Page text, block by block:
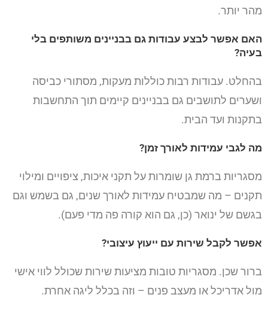
מהר יותר.
האם אפשר לבצע עבודות גם בבניינים משותפים בלי
בעיה?
בהחלט. עבודות רבות כוללות מעקות, מסתורי כביסה
ושערים לתושבים גם בבניינים קיימים תוך התחשבות
בתקנות ועד הבית.
מה לגבי עמידות לאורך זמן?
מסגריות ברמת גן שומרות על תקני איכות, ציפויים ומילוי
תקנים – מה שמבטיח עמידות לאורך שנים, גם בשמש וגם
בגשם של ינואר (כן, גם הוא קורה פה מדי פעם).
אפשר לקבל שירות עם ייעוץ עיצובי?
ברור שכן. מסגריות טובות מציעות שירות שכולל לווי אישי
מול אדריכל או מעצב פנים – וזה בכלל ליגה אחרת.